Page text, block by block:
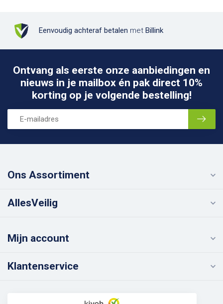
Eenvoudig achteraf betalen met Billink
Ontvang als eerste onze aanbiedingen en
nieuws in je mailbox én pak direct 10%
korting op je volgende bestelling!
Ons Assortiment
AllesVeilig
Mijn account
Klantenservice